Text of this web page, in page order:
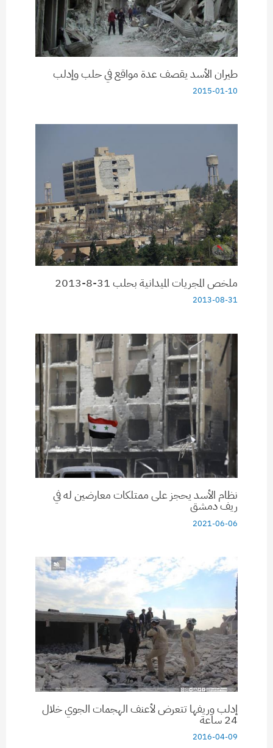
طيران الأسد يقصف عدة مواقع في حلب وإدلب
2015-01-10
ملخص المجريات الميدانية بحلب 31-8-2013
2013-08-31
نظام الأسد يحجز على ممتلكات معارضين له في
ريف دمشق
2021-06-06
إدلب وريفها تتعرض لأعنف الهجمات الجوي خلال
24 ساعة
2016-04-09